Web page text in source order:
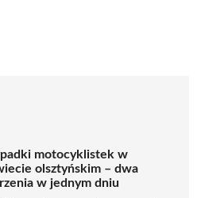
motocyklistek w
olsztyńskim – dwa
w jednym dniu